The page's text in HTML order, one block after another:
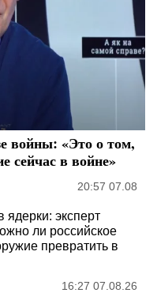
войны: «Это о том,
сейчас в войне»
20:57 07.08
ядерки: эксперт
ли российское
превратить в
16:27 07.08.26